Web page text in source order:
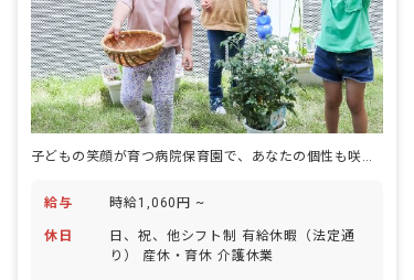
子どもの笑顔が育つ病院保育園で、あなたの個性も咲かせませんか
給与 時給1,060円 ~
休日
日、祝、他シフト制 有給休暇（法定通
り） 産休・育休 介護休業